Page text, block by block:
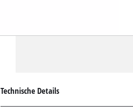
Technische Details